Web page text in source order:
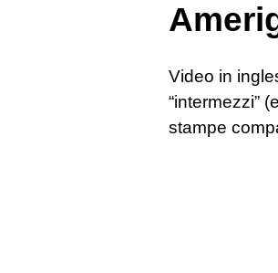
Video in
“intermezzi”
stampe